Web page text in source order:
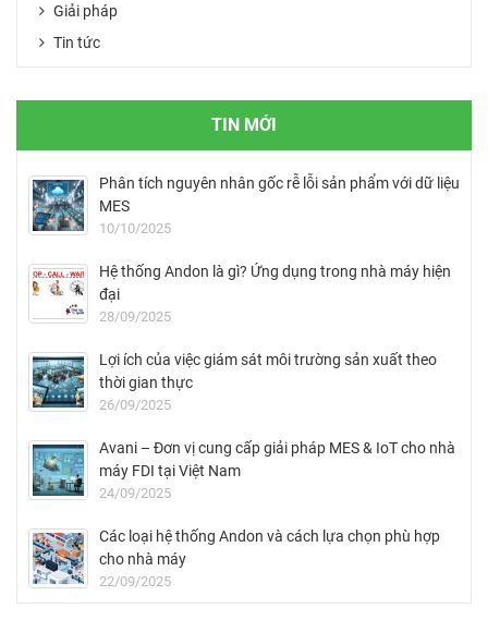
Giải pháp
Tin tức
TIN MỚI
Phân tích nguyên nhân gốc rễ lỗi sản phẩm với dữ liệu
MES
10/10/2025
Hệ thống Andon là gì? Ứng dụng trong nhà máy hiện
đại
28/09/2025
Lợi ích của việc giám sát môi trường sản xuất theo
thời gian thực
26/09/2025
Avani – Đơn vị cung cấp giải pháp MES & IoT cho nhà
máy FDI tại Việt Nam
24/09/2025
Các loại hệ thống Andon và cách lựa chọn phù hợp
cho nhà máy
22/09/2025